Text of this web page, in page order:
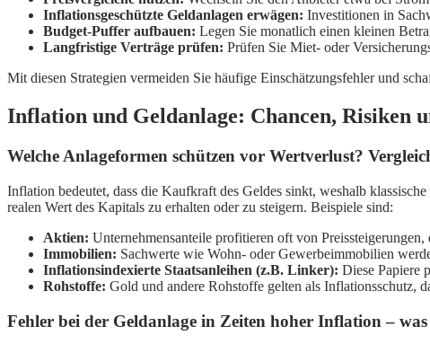
Inflationsgeschützte Geldanlagen erwägen: Investitionen in
Budget-Puffer aufbauen: Legen Sie monatlich einen kleinen
Langfristige Verträge prüfen: Prüfen Sie Miet- oder
Mit diesen Strategien vermeiden Sie häufige Einschätzungsfehler und
Inflation und Geldanlage: Chancen, Risiken
Welche Anlageformen schützen vor Wertverlust?
Inflation bedeutet, dass die Kaufkraft des Geldes sinkt, weshalb
realen Wert des Kapitals zu erhalten oder zu steigern. Beispiele sind:
Aktien: Unternehmensanteile profitieren oft von
Immobilien: Sachwerte wie Wohn- oder Gewerbeimmobilien
Inflationsindexierte Staatsanleihen (z.B. Linker): Diese Papiere
Rohstoffe: Gold und andere Rohstoffe gelten als Inflationsschutz,
Fehler bei der Geldanlage in Zeiten hoher Inflation – was